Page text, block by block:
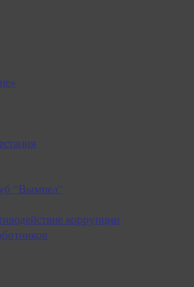
“Вымпел”
коррупции